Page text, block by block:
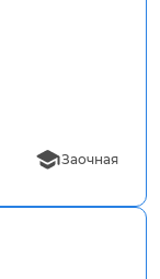
Заочная